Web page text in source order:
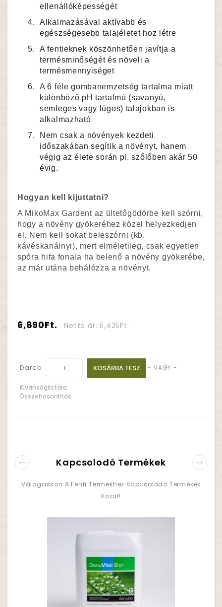
ellenállóképességét
Alkalmazásával aktívabb és
egészségesebb talajéletet hoz létre
A fentieknek köszönhetően javítja a
termésminőségét és növeli a
termésmennyiséget
A 6 féle gombanemzetség tartalma miatt
különböző pH tartalmú (savanyú,
semleges vagy lúgos) talajokban is
alkalmazható
Nem csak a növények kezdeti
időszakában segítik a növényt, hanem
végig az élete során pl. szőlőben akár 50
évig.
Hogyan kell kijuttatni?
A MikoMax Gardent az ültetőgödörbe kell szórni,
hogy a növény gyökeréhez közel helyezkedjen
el. Nem kell sokat beleszórni (kb.
kávéskanálnyi), mert elméletileg, csak egyetlen
spóra hifa fonala ha belenő a növény gyökerébe,
az már utána behálózza a növényt.
6,890Ft. Nettó ár: 5,425Ft.
Darab KOSÁRBA TESZ - VAGY -
Kívánságlistára
Összehasonlítás
Kapcsolodó Termékek
Válogasson A Fenti Termékhez Kapcsolódó Termékek
Közül!